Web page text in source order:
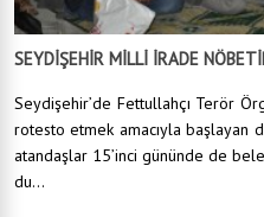
SEYDİŞEHİR MİLLİ İRADE
Seydişehir’de Fettullahçı Terör
rotesto etmek amacıyla başlayan
atandaşlar 15’inci gününde de
du...